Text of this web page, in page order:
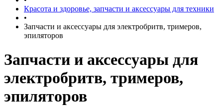
Красота и здоровье, запчасти и аксессуары для техники
•
Запчасти и аксессуары для электробритв, тримеров,
эпиляторов
Запчасти и аксессуары для
электробритв, тримеров,
эпиляторов